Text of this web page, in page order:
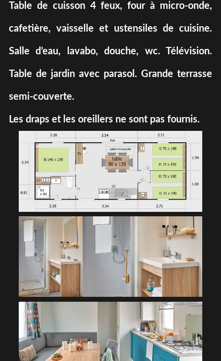
Table de cuisson 4 feux, four à micro-onde,
cafetière, vaisselle et ustensiles de cuisine.
Salle d’eau, lavabo, douche, wc. Télévision.
Table de jardin avec parasol. Grande terrasse
semi-couverte.
Les draps et les oreillers ne sont pas fournis.